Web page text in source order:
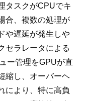
タスクがCPUでキ
合、複数の処理が
や遅延が発生しや
セラレータによる
ー管理をGPUが直
縮し、オーバーヘ
により、特に高負